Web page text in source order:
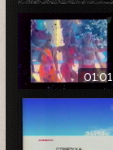
01:01